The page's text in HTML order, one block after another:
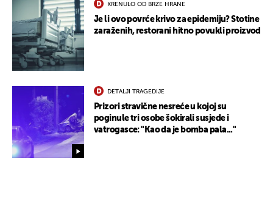
KRENULO OD BRZE HRANE
Je li ovo povrće krivo za epidemiju? Stotine
zaraženih, restorani hitno povukli proizvod
DETALJI TRAGEDIJE
Prizori stravične nesreće u kojoj su
poginule tri osobe šokirali susjede i
vatrogasce: "Kao da je bomba pala..."